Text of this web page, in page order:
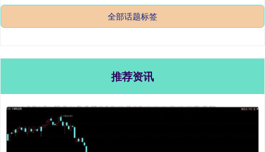
全部话题标签
推荐资讯